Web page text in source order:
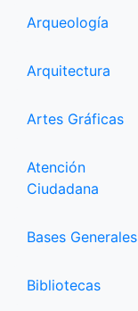
Arqueología
Arquitectura
Artes Gráficas
Atención
Ciudadana
Bases Generales
Bibliotecas